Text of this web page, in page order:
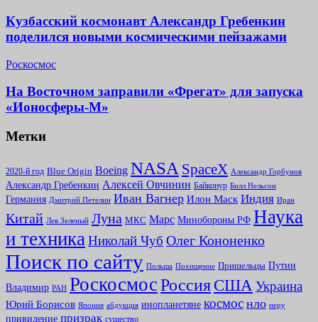
Кузбасский космонавт Александр Гребенкин
поделился новыми космическими пейзажами
Роскосмос
На Восточном заправили «Фрегат» для запуска
«Ионосферы-М»
Метки
2020-й год Blue Origin Boeing NASA SpaceX Александр Горбунов
Александр Гребенкин Алексей Овчинин Байконур Билл Нельсон
Германия Дмитрий Петелин Иван Вагнер Илон Маск Индия Иран
Китай Лев Зеленый Луна МКС Марс Минoбороны РФ Наука
и техника Николай Чуб Олег Кононенко
Поиск по сайту Польша Похищение Пришельцы Путин
Владимир РАН РоскосмосРоссияСША Украина
Юрий Борисов Япония абдукция инопланетяне космос нло перу
привидение призрак существо